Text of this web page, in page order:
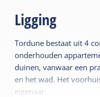
Ligging
Tordune bestaat uit 4
onderhouden
duinen, vanwaar een
en het wad. Het
eigenaar.